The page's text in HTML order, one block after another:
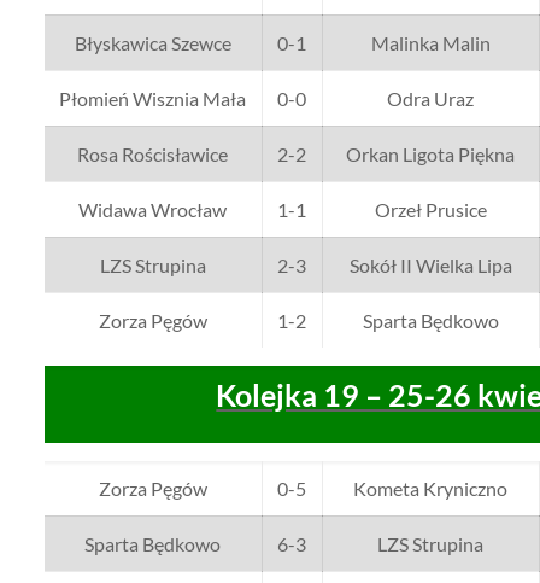
Błyskawica Szewce 0-1 Malinka Malin
Płomień Wisznia Mała 0-0 Odra Uraz
Rosa Rościsławice 2-2 Orkan Ligota Piękna
Widawa Wrocław 1-1 Orzeł Prusice
LZS Strupina 2-3 Sokół II Wielka Lipa
Zorza Pęgów 1-2 Sparta Będkowo
Kolejka 19 – 25-26
Zorza Pęgów 0-5 Kometa Kryniczno
Sparta Będkowo 6-3 LZS Strupina